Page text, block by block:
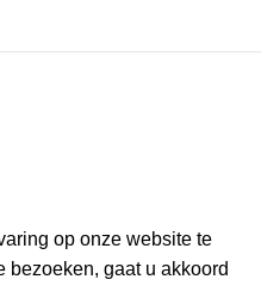
op onze website te
bezoeken, gaat u akkoord